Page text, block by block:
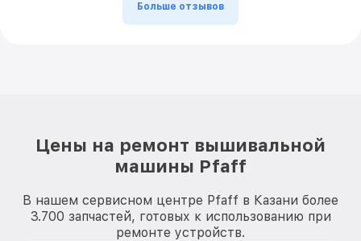
Больше отзывов
Цены на ремонт вышивальной
машины Pfaff
В нашем сервисном центре Pfaff в Казани более
3.700 запчастей, готовых к использованию при
ремонте устройств.